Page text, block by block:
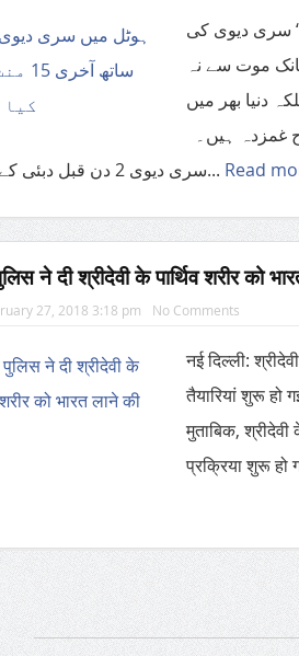
سری دیوی کی
موت سے نہ
دنیا بھر میں
غمزدہ ہیں۔
سری دیوی 2 دن قبل دبئی کے معرو... Read
ने दी श्रीदेवी के पार्थिव शरीर को
27, 2018 3:18 pm No Comments
नई दिल्ली:
तैयारियां शुरू हो
मुताबिक, श्रीदेवी
प्रक्रिया शुरू हो